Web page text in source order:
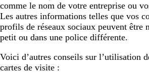
comme le nom de votre entreprise ou
Les autres informations telles que vos
profils de réseaux sociaux peuvent être
petit ou dans une police différente.
Voici d’autres conseils sur l’utilisation
cartes de visite :